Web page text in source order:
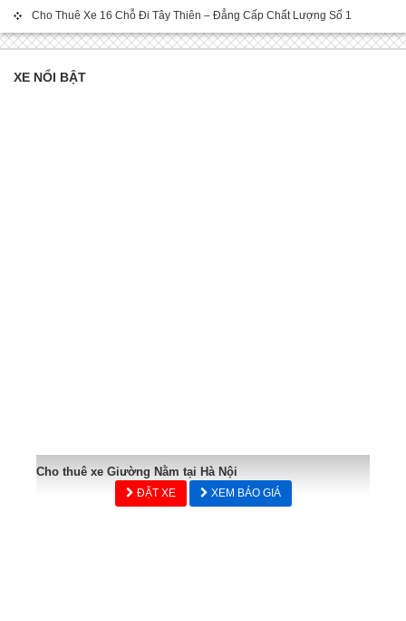
Cho Thuê Xe 16 Chỗ Đi Tây Thiên – Đẳng Cấp Chất Lượng Số 1
XE NỔI BẬT
Cho thuê xe Giường Nằm tại Hà Nội
ĐẶT XE XEM BÁO GIÁ